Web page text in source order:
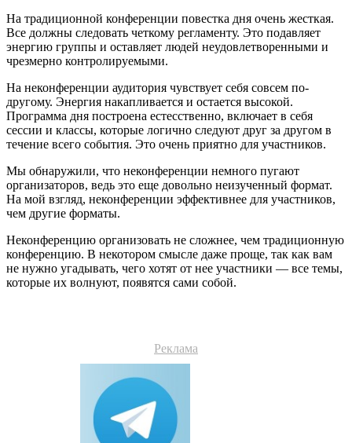
На традиционной конференции повестка дня очень жесткая.
Все должны следовать четкому регламенту. Это подавляет
энергию группы и оставляет людей неудовлетворенными и
чрезмерно контролируемыми.
На неконференции аудитория чувствует себя совсем по-
другому. Энергия накапливается и остается высокой.
Программа дня построена естесственно, включает в себя
сессии и классы, которые логично следуют друг за другом в
течение всего события. Это очень приятно для участников.
Мы обнаружили, что неконференции немного пугают
организаторов, ведь это еще довольно неизученный формат.
На мой взгляд, неконференции эффективнее для участников,
чем другие форматы.
Неконференцию организовать не сложнее, чем традиционную
конференцию. В некотором смысле даже проще, так как вам
не нужно угадывать, чего хотят от нее участники — все темы,
которые их волнуют, появятся сами собой.
Реклама